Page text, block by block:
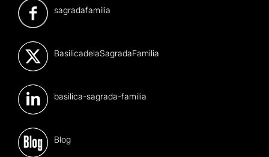
sagradafamilia
BasilicadelaSagradaFamilia
basilica-sagrada-familia
Blog